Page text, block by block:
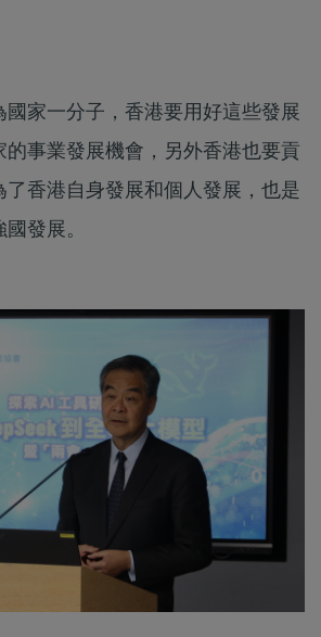
國家一分子，香港要用好這些發展
的事業發展機會，另外香港也要貢
了香港自身發展和個人發展，也是
發展。